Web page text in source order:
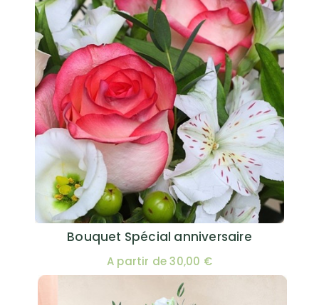
Bouquet Spécial anniversaire
A partir de 30,00 €